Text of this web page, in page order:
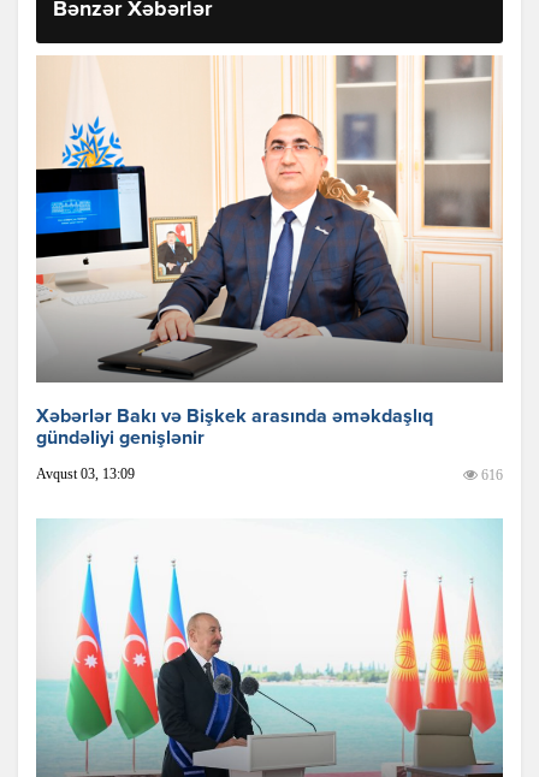
Bənzər Xəbərlər
Xəbərlər Bakı və Bişkek arasında əməkdaşlıq
gündəliyi genişlənir
Avqust 03, 13:09 616